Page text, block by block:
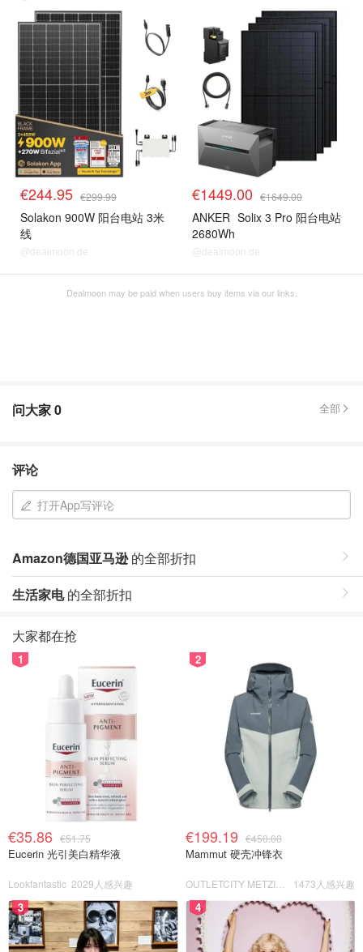
€244.95 €299.99
Solakon 900W 阳台电站 3米
线
@dealmoon.de
€1449.00 €1649.00
ANKER Solix 3 Pro 阳台电站
2680Wh
@dealmoon.de
Dealmoon may be paid when users buy items via our links.
问大家0 全部
评论
打开App写评论
Amazon德国亚马逊的全部折扣
生活家电的全部折扣
大家都在抢
1
€35.86 €51.75
Eucerin 光引美白精华液
Lookfantastic 2029人感兴趣
2
€199.19 €450.00
Mammut 硬壳冲锋衣
1473人感兴趣
3 4